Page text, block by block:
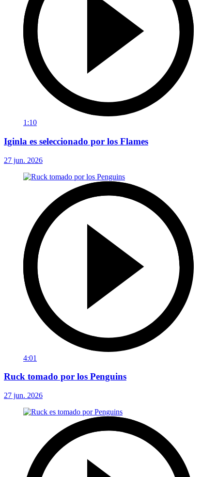
1:10
Iginla es seleccionado por los Flames
27 jun. 2026
4:01
Ruck tomado por los Penguins
27 jun. 2026